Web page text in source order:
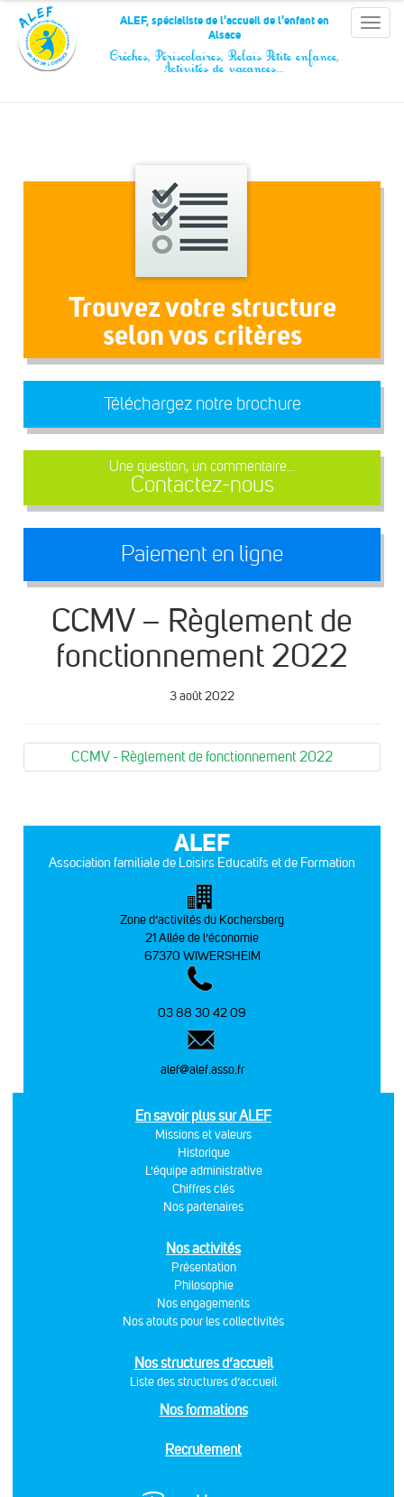
Panneau de gestion des cookies
Toggle
ALEF, spécialiste de l'accueil de l'enfant en
Alsace
Crèches, Périscolaires, Relais Petite enfance,
Activités de vacances…
Trouvez votre structure
selon vos critères
Téléchargez notre brochure
Une question, un commentaire...
Contactez-nous
Paiement en ligne
CCMV – Règlement de
fonctionnement 2022
3 août 2022
CCMV - Règlement de fonctionnement 2022
ALEF
Association familiale de Loisirs Educatifs et de Formation
Zone d’activités du Kochersberg
21 Allée de l’économie
67370 WIWERSHEIM
03 88 30 42 09
alef@alef.asso.fr
En savoir plus sur ALEF
Missions et valeurs
Historique
L'équipe administrative
Chiffres clés
Nos partenaires
Nos activités
Présentation
Philosophie
Nos engagements
Nos atouts pour les collectivités
Nos structures d’accueil
Liste des structures d’accueil
Nos formations
Recrutement